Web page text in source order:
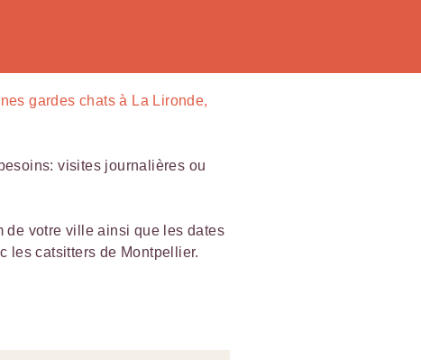
gardes chats à La Lironde,
visites journalières ou
de votre ville ainsi que les dates
les catsitters de Montpellier.